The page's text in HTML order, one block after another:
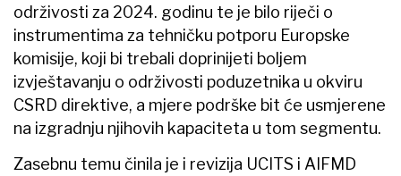
održivosti za 2024. godinu te je bilo riječi o
instrumentima za tehničku potporu Europske
komisije, koji bi trebali doprinijeti boljem
izvještavanju o održivosti poduzetnika u okviru
CSRD direktive, a mjere podrške bit će usmjerene
na izgradnju njihovih kapaciteta u tom segmentu.
Zasebnu temu činila je i revizija UCITS i AIFMD